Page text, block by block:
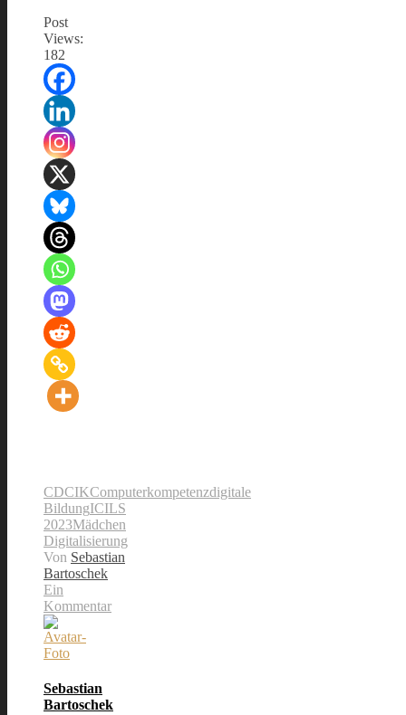
Post
Views:
182
CDCIKComputerkompetenzdigitale
BildungICILS
2023Mädchen
Digitalisierung
Von Sebastian
Bartoschek
Ein
Kommentar
Sebastian
Bartoschek